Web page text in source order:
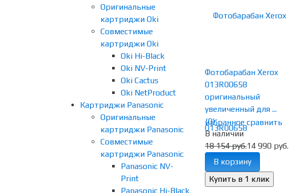
Оригинальные
картриджи Oki
Совместимые
картриджи Oki
Oki Hi-Black
Oki NV-Print
Oki Cactus
Oki NetProduct
Картриджи Panasonic
Оригинальные
картриджи Panasonic
Совместимые
картриджи Panasonic
Panasonic NV-
Print
Panasonic Hi-Black
избранное сравнить
Фотобарабан Xerox
013R00658
оригинальный
увеличенный для ...
(0)
В наличии
18 154 руб.14 990 руб.
В корзину